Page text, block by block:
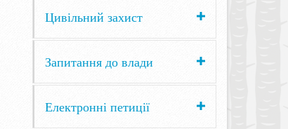
Цивільний захист
Запитання до влади
Електронні петиції